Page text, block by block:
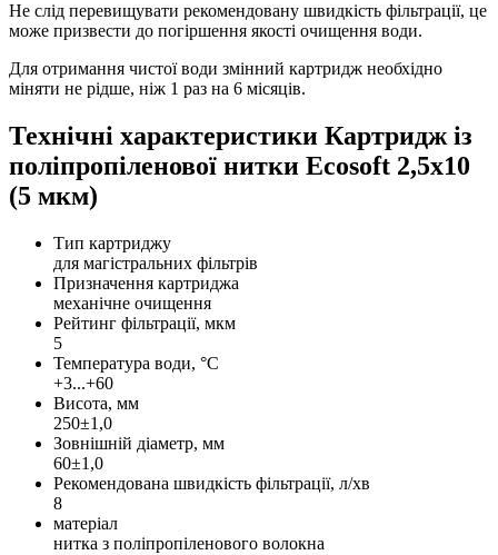
Не слід перевищувати рекомендовану швидкість фільтрації, це
може призвести до погіршення якості очищення води.
Для отримання чистої води змінний картридж необхідно
міняти не рідше, ніж 1 раз на 6 місяців.
Технічні характеристики Картридж із
поліпропіленової нитки Ecosoft 2,5x10
(5 мкм)
Тип картриджу
для магістральних фільтрів
Призначення картриджа
механічне очищення
Рейтинг фільтрації, мкм
5
Температура води, °C
+3...+60
Висота, мм
250±1,0
Зовнішній діаметр, мм
60±1,0
Рекомендована швидкість фільтрації, л/хв
8
матеріал
нитка з поліпропіленового волокна